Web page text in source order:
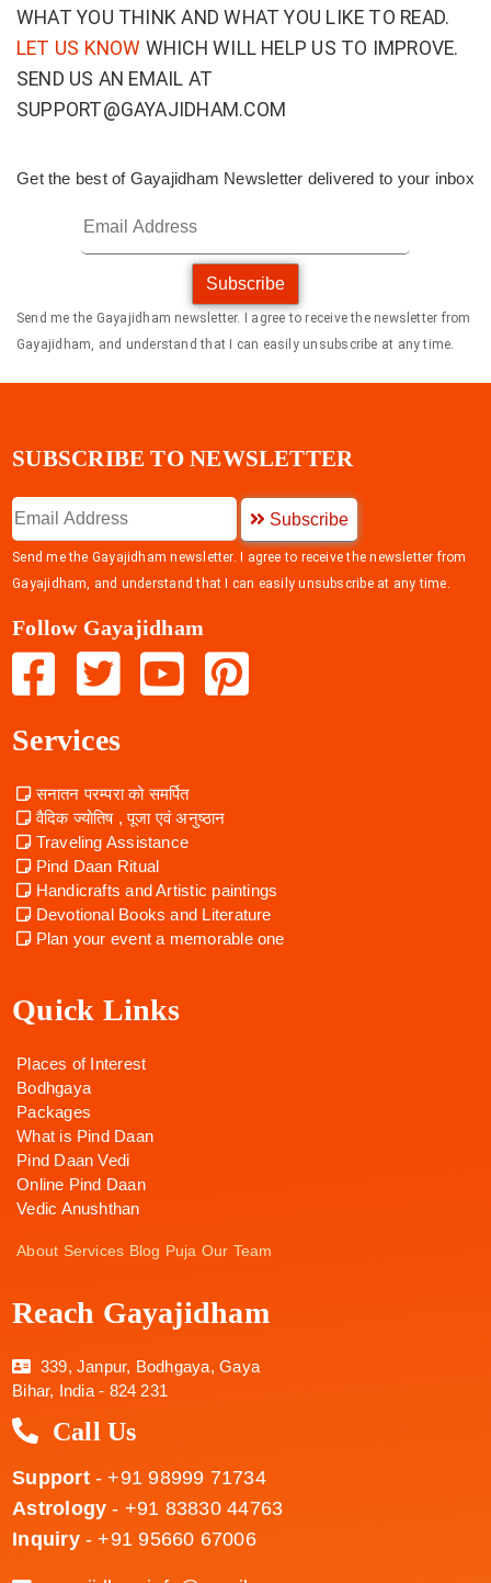
WHAT YOU THINK AND WHAT YOU LIKE TO READ.
LET US KNOW WHICH WILL HELP US TO IMPROVE.
SEND US AN EMAIL AT
SUPPORT@GAYAJIDHAM.COM
Get the best of Gayajidham Newsletter delivered to your inbox
Subscribe
Send me the Gayajidham newsletter. I agree to receive the newsletter from
Gayajidham, and understand that I can easily unsubscribe at any time.
SUBSCRIBE TO NEWSLETTER
Subscribe
Send me the Gayajidham newsletter. I agree to receive the newsletter from
Gayajidham, and understand that I can easily unsubscribe at any time.
Follow Gayajidham
Services
सनातन परम्परा को समर्पित
वैदिक ज्योतिष , पूजा एवं अनुष्ठान
Traveling Assistance
Pind Daan Ritual
Handicrafts and Artistic paintings
Devotional Books and Literature
Plan your event a memorable one
Quick Links
Places of Interest
Bodhgaya
Packages
What is Pind Daan
Pind Daan Vedi
Online Pind Daan
Vedic Anushthan
About Services Blog Puja Our Team
Reach Gayajidham
339, Janpur, Bodhgaya, Gaya
Bihar, India - 824 231
Call Us
Support- +91 98999 71734
Astrology - +91 83830 44763
Inquiry- +91 95660 67006